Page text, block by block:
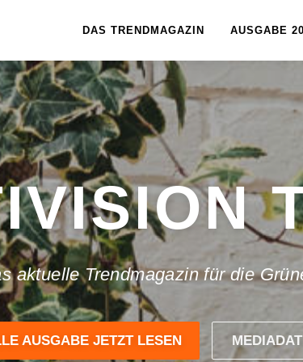
DAS TRENDMAGAZIN AUSGABE
aktuelle Trendmagazin für die
AUSGABE JETZT LESEN